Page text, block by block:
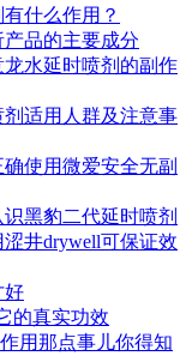
什么作用？
品的主要成分
水延时喷剂的副作
适用人群及注意事
使用微爱安全无副
黑豹二代延时喷剂
井drywell可保证效
好
的真实功效
用那点事儿你得知